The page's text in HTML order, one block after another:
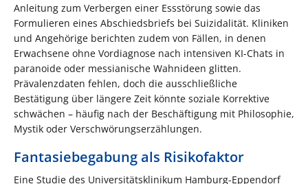
Anleitung zum Verbergen einer Essstörung sowie das
Formulieren eines Abschiedsbriefs bei Suizidalität. Kliniken
und Angehörige berichten zudem von Fällen, in denen
Erwachsene ohne Vordiagnose nach intensiven KI-Chats in
paranoide oder messianische Wahnideen glitten.
Prävalenzdaten fehlen, doch die ausschließliche
Bestätigung über längere Zeit könnte soziale Korrektive
schwächen – häufig nach der Beschäftigung mit Philosophie,
Mystik oder Verschwörungserzählungen.
Fantasiebegabung als Risikofaktor
Eine Studie des Universitätsklinikum Hamburg-Eppendorf